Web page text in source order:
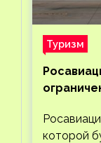
Туризм
которой